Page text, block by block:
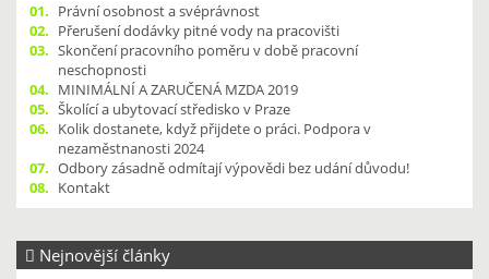
01. Právní osobnost a svéprávnost
02. Přerušení dodávky pitné vody na pracovišti
03. Skončení pracovního poměru v době pracovní
neschopnosti
04. MINIMÁLNÍ A ZARUČENÁ MZDA 2019
05. Školící a ubytovací středisko v Praze
06. Kolik dostanete, když přijdete o práci. Podpora v
nezaměstnanosti 2024
07. Odbory zásadně odmítají výpovědi bez udání důvodu!
08. Kontakt
Nejnovější články